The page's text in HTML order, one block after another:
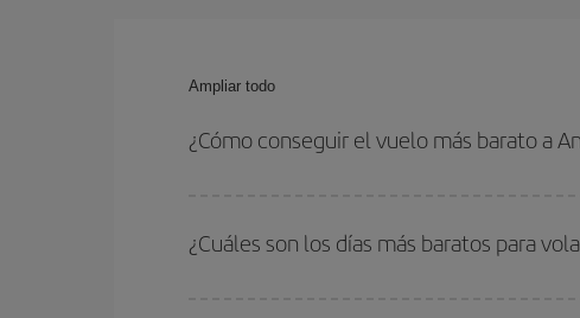
Ampliar todo
¿Cómo conseguir el vuelo más barato a
vuelta. Además, si no tienes decidido un destino
¿Cuáles son los días más baratos para